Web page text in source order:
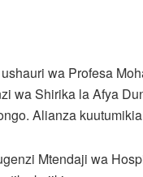
wa Profesa
wa Shirika la Afya
Alianza
Mtendaji wa